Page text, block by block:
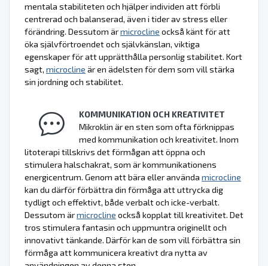
mentala stabiliteten och hjälper individen att förbli
centrerad och balanserad, även i tider av stress eller
förändring. Dessutom ärmicrocline också känt för att
öka självförtroendet och självkänslan, viktiga
egenskaper för att upprätthålla personlig stabilitet. Kort
sagt, microcline är en ädelsten för dem som vill stärka
sin jordning och stabilitet.
KOMMUNIKATION OCH KREATIVITET
Mikroklin är en sten som ofta förknippas
med kommunikation och kreativitet. Inom
litoterapi tillskrivs det förmågan att öppna och
stimulera halschakrat, som är kommunikationens
energicentrum. Genom att bära eller använda microcline
kan du därför förbättra din förmåga att uttrycka dig
tydligt och effektivt, både verbalt och icke-verbalt.
Dessutom ärmicrocline också kopplat till kreativitet. Det
tros stimulera fantasin och uppmuntra originellt och
innovativt tänkande. Därför kan de som vill förbättra sin
förmåga att kommunicera kreativt dra nytta av